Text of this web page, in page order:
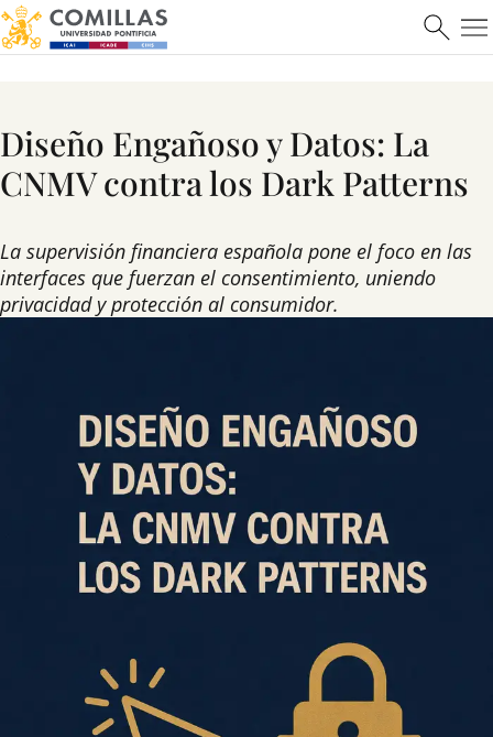
Diseño Engañoso y Datos: La
CNMV contra los Dark Patterns
La supervisión financiera española pone el foco en las
interfaces que fuerzan el consentimiento, uniendo
privacidad y protección al consumidor.